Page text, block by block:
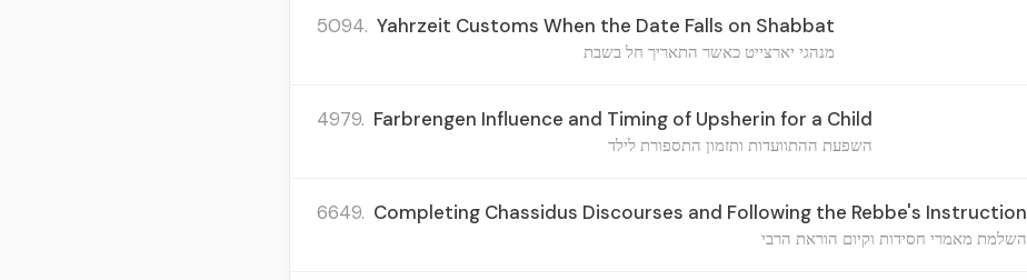
5094. Yahrzeit Customs When the Date Falls on Shabbat
מנהגי יארצייט כאשר התאריך חל בשבת
4979. Farbrengen Influence and Timing of Upsherin for a Child
השפעת ההתוועדות ותזמון התספורת לילד
6649. Completing Chassidus Discourses and Following the Rebbe's Instruction
השלמת מאמרי חסידות וקיום הוראת הרבי